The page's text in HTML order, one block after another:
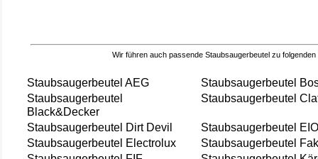
Wir führen auch passende Staubsaugerbeutel zu folgenden
Staubsaugerbeutel AEG
Staubsaugerbeutel
Staubsaugerbeutel
Black&Decker
Staubsaugerbeutel
Staubsaugerbeutel Dirt Devil
Staubsaugerbeutel
Staubsaugerbeutel Electrolux
Staubsaugerbeutel